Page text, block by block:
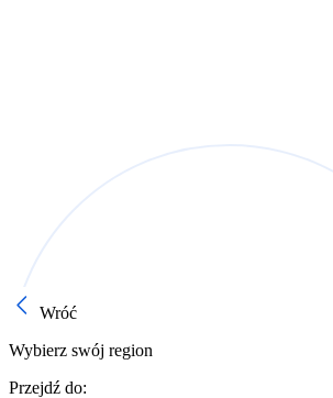
Wróć
Wybierz swój region
Przejdź do: